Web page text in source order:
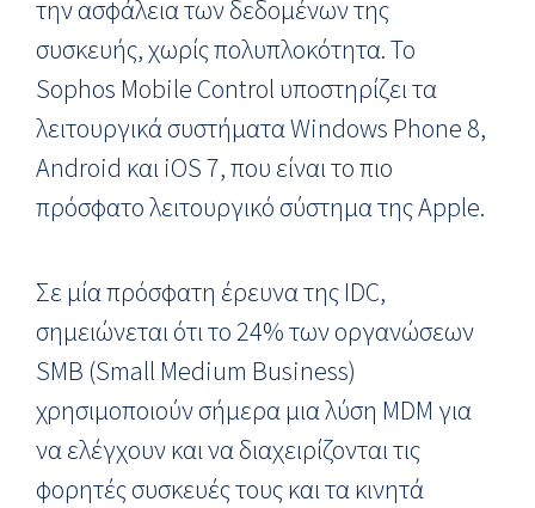
την ασφάλεια των δεδομένων της
συσκευής, χωρίς πολυπλοκότητα. Το
Sophos Mobile Control υποστηρίζει τα
λειτουργικά συστήματα Windows Phone 8,
Android και iOS 7, που είναι το πιο
πρόσφατο λειτουργικό σύστημα της Apple.
Σε μία πρόσφατη έρευνα της IDC,
σημειώνεται ότι το 24% των οργανώσεων
SMB (Small Medium Business)
χρησιμοποιούν σήμερα μια λύση MDM για
να ελέγχουν και να διαχειρίζονται τις
φορητές συσκευές τους και τα κινητά